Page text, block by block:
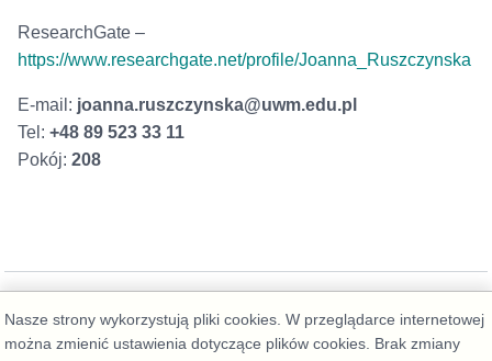
ResearchGate –
https://www.researchgate.net/profile/Joanna_Ruszczynska
E-mail: joanna.ruszczynska@uwm.edu.pl
Tel: +48 89 523 33 11
Pokój: 208
Nasze strony wykorzystują pliki cookies. W przeglądarce internetowej
można zmienić ustawienia dotyczące plików cookies. Brak zmiany